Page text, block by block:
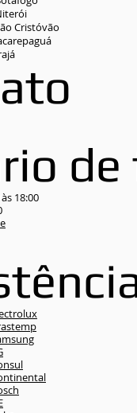
Cristóvão
18:00